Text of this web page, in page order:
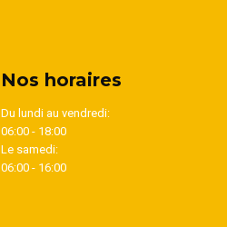
Nos horaires
Du lundi au vendredi:
06:00 - 18:00
Le samedi:
06:00 - 16:00